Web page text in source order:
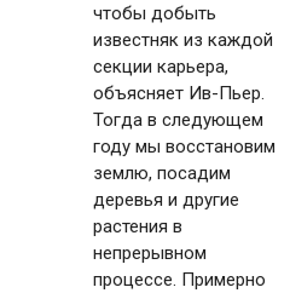
чтобы добыть
известняк из каждой
секции карьера,
объясняет Ив-Пьер.
Тогда в следующем
году мы восстановим
землю, посадим
деревья и другие
растения в
непрерывном
процессе. Примерно